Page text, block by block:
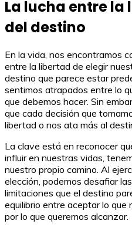
La lucha entre la
del destino
En la vida, nos encontramos
entre la libertad de elegir
destino que parece estar
sentimos atrapados entre lo
que debemos hacer. Sin
que cada decisión que
libertad o nos ata más al
La clave está en reconocer
influir en nuestras vidas,
nuestro propio camino. Al
elección, podemos desafiar
limitaciones que el destino
equilibrio entre aceptar lo que
por lo que queremos alcanzar.